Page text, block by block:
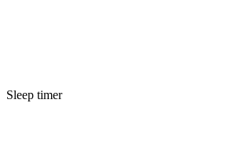
Sleep timer